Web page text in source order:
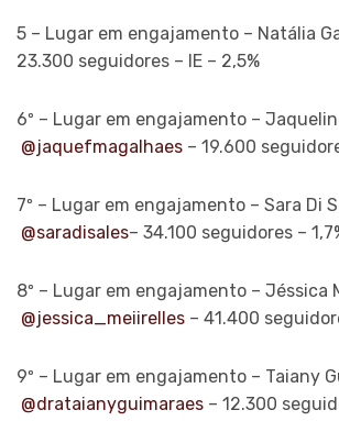
5 – Lugar em engajamento – Natália
23.300 seguidores – IE – 2,5%
6º – Lugar em engajamento –
@jaquefmagalhaes – 19.600
7º – Lugar em engajamento – Sara Di
@saradisales– 34.100 seguidores –
8º – Lugar em engajamento – Jéssica
@jessica_meiirelles – 41.400
9º – Lugar em engajamento – Taiany
@drataianyguimaraes – 12.300